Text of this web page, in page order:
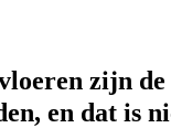
zijn
en dat is